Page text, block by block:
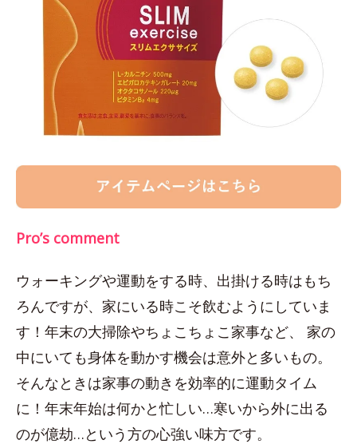
Pro’s comment
ウォーキングや運動をする時、出掛ける時はもち
ろんですが、家にいる時こそ飲むようにしていま
す！年末の大掃除やちょこちょこ家事など、 家の
中にいても身体を動かす機会は意外と多いもの。
そんなときは家事の動きを効率的に運動タイム
に！年末年始は何かと忙しい…寒いから外に出る
のが億劫…という方の心強い味方です。